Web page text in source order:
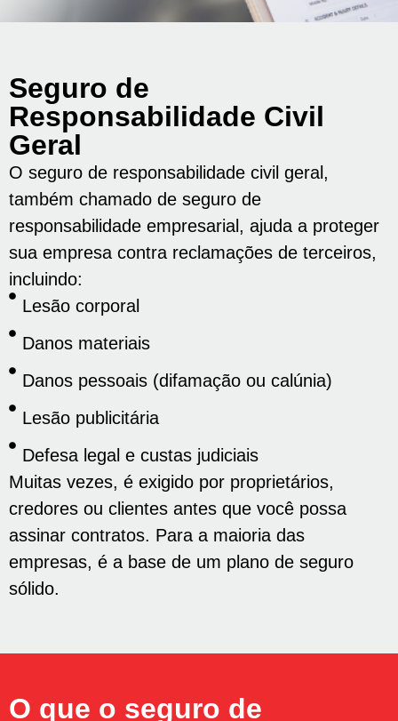
Seguro de
Responsabilidade Civil
Geral
O seguro de responsabilidade civil geral,
também chamado de seguro de
responsabilidade empresarial, ajuda a proteger
sua empresa contra reclamações de terceiros,
incluindo:
Lesão corporal
Danos materiais
Danos pessoais (difamação ou calúnia)
Lesão publicitária
Defesa legal e custas judiciais
Muitas vezes, é exigido por proprietários,
credores ou clientes antes que você possa
assinar contratos. Para a maioria das
empresas, é a base de um plano de seguro
sólido.
O que o seguro de